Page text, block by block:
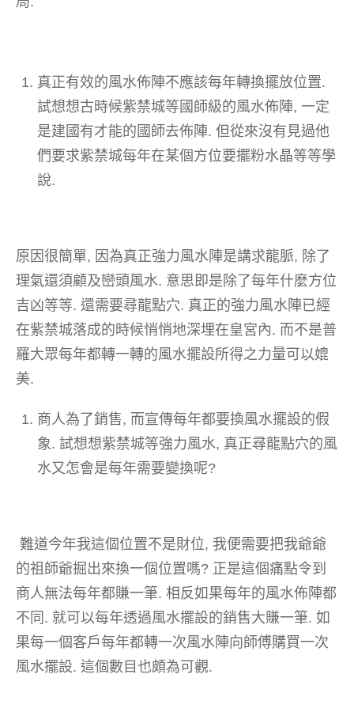
真正有效的風水佈陣不應該每年轉換擺放位置.
試想想古時候紫禁城等國師級的風水佈陣, 一定
是建國有才能的國師去佈陣. 但從來沒有見過他
們要求紫禁城每年在某個方位要擺粉水晶等等學
說.
原因很簡單, 因為真正強力風水陣是講求龍脈, 除了
理氣還須顧及巒頭風水. 意思即是除了每年什麼方位
吉凶等等. 還需要尋龍點穴. 真正的強力風水陣已經
在紫禁城落成的時候悄悄地深埋在皇宮內. 而不是普
羅大眾每年都轉一轉的風水擺設所得之力量可以媲
美.
商人為了銷售, 而宣傳每年都要換風水擺設的假
象. 試想想紫禁城等強力風水, 真正尋龍點穴的風
水又怎會是每年需要變換呢?
難道今年我這個位置不是財位, 我便需要把我爺爺
的祖師爺掘出來換一個位置嗎? 正是這個痛點令到
商人無法每年都賺一筆. 相反如果每年的風水佈陣都
不同. 就可以每年透過風水擺設的銷售大賺一筆. 如
果每一個客戶每年都轉一次風水陣向師傅購買一次
風水擺設. 這個數目也頗為可觀.